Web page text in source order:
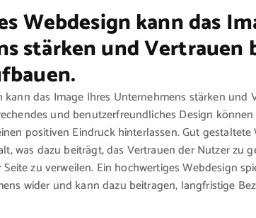
Webdesign kann das
stärken und Vertrauen
kann das Image Ihres Unternehmens stärken und
und benutzerfreundliches Design
positiven Eindruck hinterlassen. Gut gestaltete
was dazu beiträgt, das Vertrauen der Nutzer zu
zu verweilen. Ein hochwertiges Webdesign
wider und kann dazu beitragen, langfristige